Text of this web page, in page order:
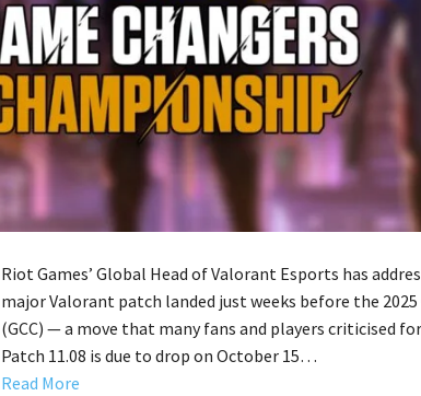
Riot Games’ Global Head of Valorant Esports has
major Valorant patch landed just weeks before the
(GCC) — a move that many fans and players criticised
Patch 11.08 is due to drop on October 15…
Read More